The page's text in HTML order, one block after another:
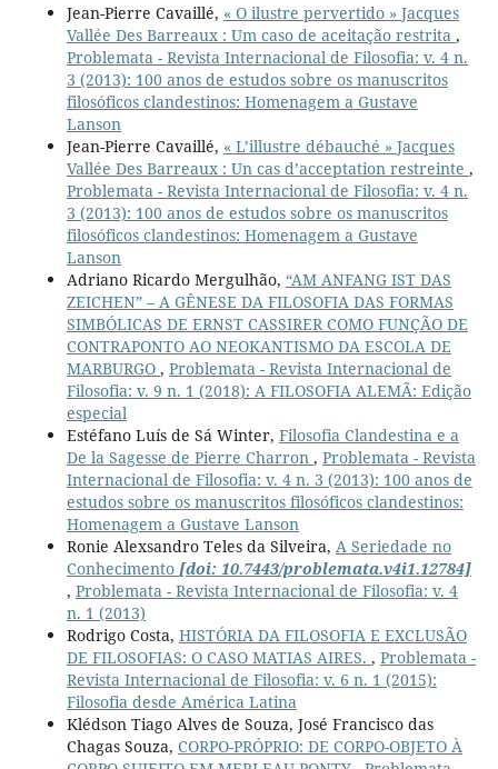
Jean-Pierre Cavaillé, « O ilustre pervertido » Jacques
Vallée Des Barreaux : Um caso de aceitação restrita ,
Problemata - Revista Internacional de Filosofia: v. 4 n.
3 (2013): 100 anos de estudos sobre os manuscritos
filosóficos clandestinos: Homenagem a Gustave
Lanson
Jean-Pierre Cavaillé, « L’illustre débauché » Jacques
Vallée Des Barreaux : Un cas d’acceptation restreinte ,
Problemata - Revista Internacional de Filosofia: v. 4 n.
3 (2013): 100 anos de estudos sobre os manuscritos
filosóficos clandestinos: Homenagem a Gustave
Lanson
Adriano Ricardo Mergulhão, “AM ANFANG IST DAS
ZEICHEN” – A GÊNESE DA FILOSOFIA DAS FORMAS
SIMBÓLICAS DE ERNST CASSIRER COMO FUNÇÃO DE
CONTRAPONTO AO NEOKANTISMO DA ESCOLA DE
MARBURGO , Problemata - Revista Internacional de
Filosofia: v. 9 n. 1 (2018): A FILOSOFIA ALEMÃ: Edição
especial
Estéfano Luís de Sá Winter, Filosofia Clandestina e a
De la Sagesse de Pierre Charron , Problemata - Revista
Internacional de Filosofia: v. 4 n. 3 (2013): 100 anos de
estudos sobre os manuscritos filosóficos clandestinos:
Homenagem a Gustave Lanson
Ronie Alexsandro Teles da Silveira, A Seriedade no
Conhecimento [doi: 10.7443/problemata.v4i1.12784]
, Problemata - Revista Internacional de Filosofia: v. 4
n. 1 (2013)
Rodrigo Costa, HISTÓRIA DA FILOSOFIA E EXCLUSÃO
DE FILOSOFIAS: O CASO MATIAS AIRES. , Problemata -
Revista Internacional de Filosofia: v. 6 n. 1 (2015):
Filosofia desde América Latina
Klédson Tiago Alves de Souza, José Francisco das
Chagas Souza, CORPO-PRÓPRIO: DE CORPO-OBJETO À